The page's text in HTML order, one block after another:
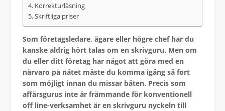
Korrekturläsning
Skriftliga priser
Som företagsledare, ägare eller högre chef har du
kanske aldrig hört talas om en skrivguru. Men om
du eller ditt företag har något att göra med en
närvaro på nätet måste du komma igång så fort
som möjligt innan du missar båten. Precis som
affärsgurus inte är främmande för konventionell
off line-verksamhet är en skrivguru nyckeln till